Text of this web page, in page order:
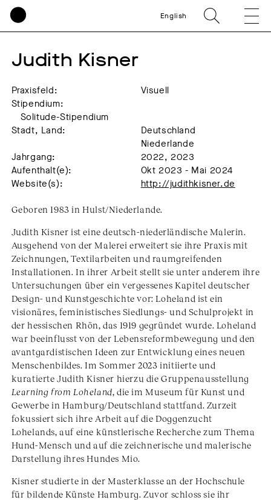
English
Judith Kisner
Praxisfeld:
Visuell
Stipendium:
Solitude-Stipendium
Stadt, Land:
Deutschland
Niederlande
Jahrgang:
2022, 2023
Aufenthalt(e):
Okt 2023 - Mai 2024
Website(s):
http://judithkisner.de
Geboren 1983 in Hulst/Niederlande.
Judith Kisner ist eine deutsch-niederländische Malerin.
Ausgehend von der Malerei erweitert sie ihre Praxis mit
Zeichnungen, Textilarbeiten und raumgreifenden
Installationen. In ihrer Arbeit stellt sie unter anderem ihre
Untersuchungen über ein vergessenes Kapitel deutscher
Design- und Kunstgeschichte vor: Loheland ist ein
visionäres, feministisches Siedlungs- und Schulprojekt in
der hessischen Rhön, das 1919 gegründet wurde. Loheland
war beeinflusst von der Lebensreformbewegung und den
avantgardistischen Ideen zur Entwicklung eines neuen
Menschenbildes. Im Sommer 2023 initiierte und
kuratierte Judith Kisner hierzu die Gruppenausstellung
Learning from Loheland, die im Museum für Kunst und
Gewerbe in Hamburg/Deutschland stattfand. Zurzeit
fokussiert sich ihre Arbeit auf die Doggenzucht
Lohelands, auf eine künstlerische Recherche zum Thema
Hund-Mensch und auf die zeichnerische und malerische
Darstellung ihres Hundes Mio.
Kisner studierte in der Masterklasse an der Hochschule
für bildende Künste Hamburg. Zuvor schloss sie ihr